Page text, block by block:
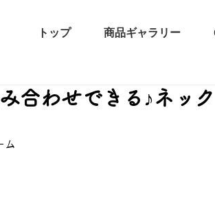
トップ 商品ギャラリー
合わせできる♪ネッ
ム